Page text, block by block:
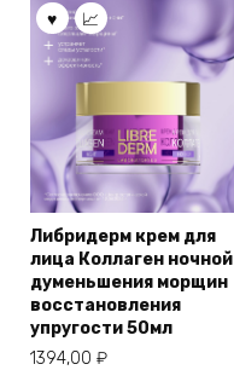
Либридерм крем для
лица Коллаген ночной
думеньшения морщин
восстановления
упругости 50мл
1394,00 ₽